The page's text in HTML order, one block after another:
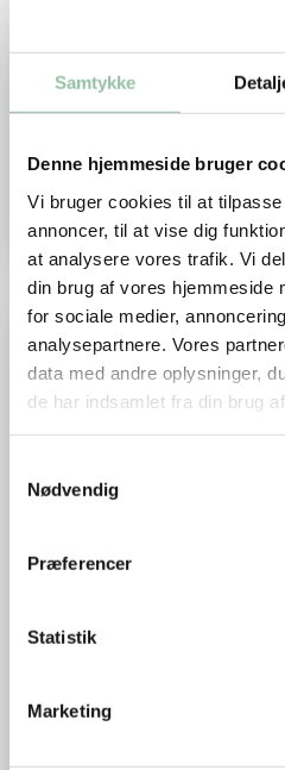
Samtykke
Denne hjemmeside bruger
Vi bruger cookies til at
annoncer, til at vise dig
at analysere vores trafik. Vi
din brug af vores hjemmeside
for sociale medier,
analysepartnere. Vores
data med andre oplysninger,
de har indsamlet fra din brug
Nødvendig
Præferencer
Statistik
Marketing
Skolefrokost minihorn,
med skinke eller
skolefrokosten.
brunede kartofler
med sprød svær. Den
serveres med
kogte kartofler,
Skinkesteg med sprød svær,